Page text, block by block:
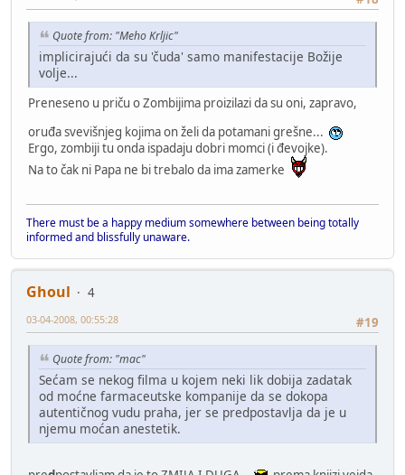
Quote from: "Meho Krljic"
implicirajući da su 'čuda' samo manifestacije Božije
volje...
Preneseno u priču o Zombijima proizilazi da su oni, zapravo,
oruđa svevišnjeg kojima on želi da potamani grešne...
Ergo, zombiji tu onda ispadaju dobri momci (i đevojke).
Na to čak ni Papa ne bi trebalo da ima zamerke
There must be a happy medium somewhere between being totally
informed and blissfully unaware.
Ghoul
4
#19
03-04-2008, 00:55:28
Quote from: "mac"
Sećam se nekog filma u kojem neki lik dobija zadatak
od moćne farmaceutske kompanije da se dokopa
autentičnog vudu praha, jer se predpostavlja da je u
njemu moćan anestetik.